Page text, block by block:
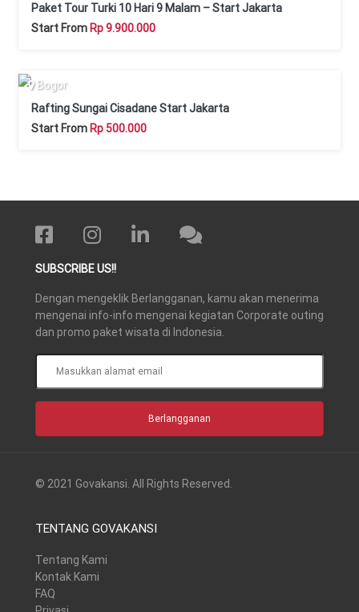
Paket Tour Turki 10 Hari 9 Malam – Start Jakarta
Start From Rp 9.900.000
Bogor
Rafting Sungai Cisadane Start Jakarta
Start From Rp 500.000
SUBSCRIBE US!!
Dengan mengeklik Berlangganan, kamu akan menerima
mengenai info-info mengenai kegiatan Corporate outing
dan promo paket wisata di Indonesia.
Masukkan
alamat
Berlangganan
© 2021 Govakansi. All Rights Reserved.
TENTANG GOVAKANSI
Tentang Kami
Kontak Kami
FAQ